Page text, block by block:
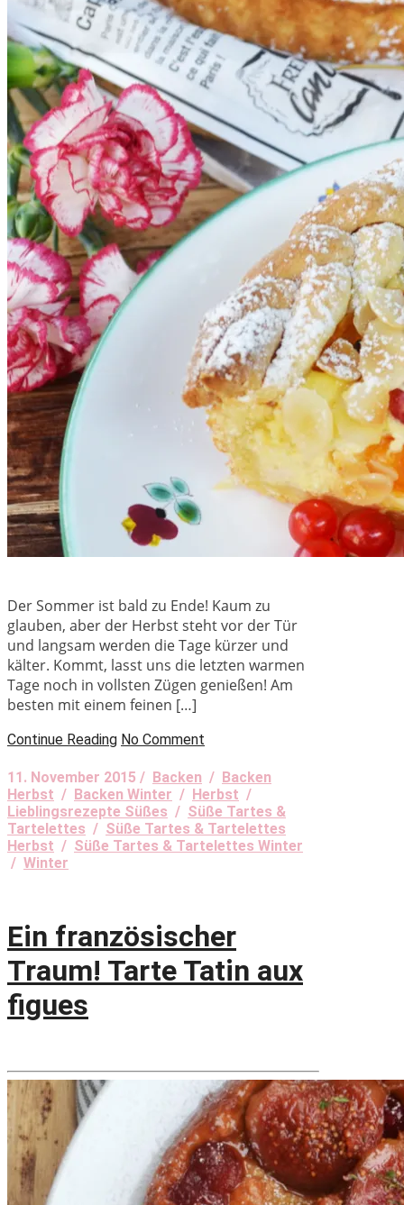
Der Sommer ist bald zu Ende! Kaum zu
glauben, aber der Herbst steht vor der Tür
und langsam werden die Tage kürzer und
kälter. Kommt, lasst uns die letzten warmen
Tage noch in vollsten Zügen genießen! Am
besten mit einem feinen […]
Continue Reading No Comment
11. November 2015 / Backen / Backen
Herbst / Backen Winter / Herbst /
Lieblingsrezepte Süßes / Süße Tartes &
Tartelettes / Süße Tartes & Tartelettes
Herbst / Süße Tartes & Tartelettes Winter
/ Winter
Ein französischer
Traum! Tarte Tatin aux
figues